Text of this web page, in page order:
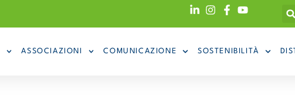
ASSOCIAZIONI COMUNICAZIONE SOSTENIBILITÀ